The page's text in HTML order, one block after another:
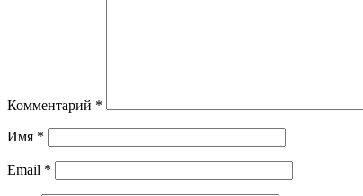
Комментарий *
Имя *
Email *